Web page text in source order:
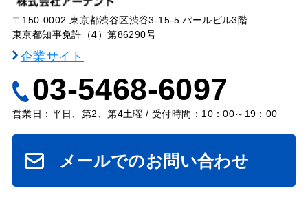
〒150-0002 東京都渋谷区渋谷3-15-5 パールビル3階
東京都知事免許（4）第86290号
企業サイト
03-5468-6097
営業日：平日、第2、第4土曜 / 受付時間：10：00～19：00
メールでのお問い合わせ